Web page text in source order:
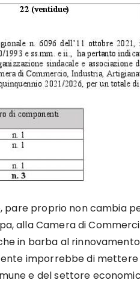
pare proprio non cambia
alla Camera di
in barba al
imporrebbe di mettere
e del settore